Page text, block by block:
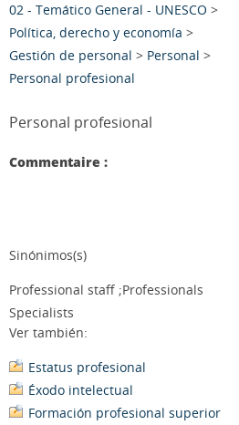
02 - Temático General - UNESCO >
Política, derecho y economía >
Gestión de personal > Personal >
Personal profesional
Personal profesional
Commentaire :
Sinónimos(s)
Professional staff ;Professionals
Specialists
Ver también:
Estatus profesional
Éxodo intelectual
Formación profesional superior